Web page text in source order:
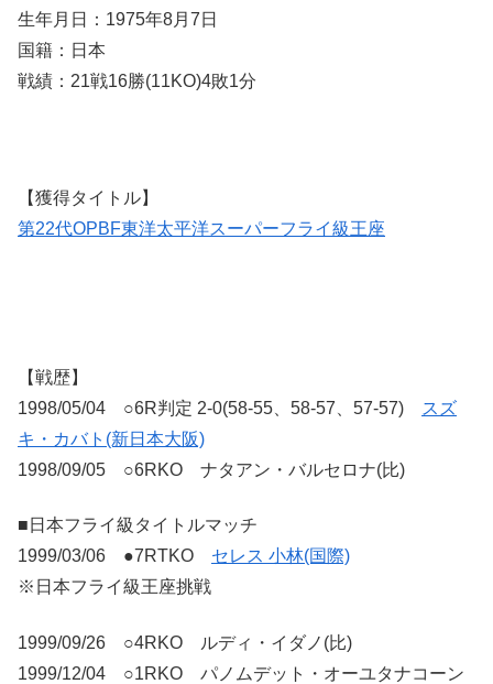
生年月日：1975年8月7日
国籍：日本
戦績：21戦16勝(11KO)4敗1分
【獲得タイトル】
第22代OPBF東洋太平洋スーパーフライ級王座
【戦歴】
1998/05/04 ○6R判定 2-0(58-55、58-57、57-57)
スズ
キ・カバト(新日本大阪)
1998/09/05 ○6RKO ナタアン・バルセロナ(比)
■日本フライ級タイトルマッチ
1999/03/06 ●7RTKO セレス 小林(国際)
※日本フライ級王座挑戦
1999/09/26 ○4RKO ルディ・イダノ(比)
1999/12/04 ○1RKO パノムデット・オーユタナコーン